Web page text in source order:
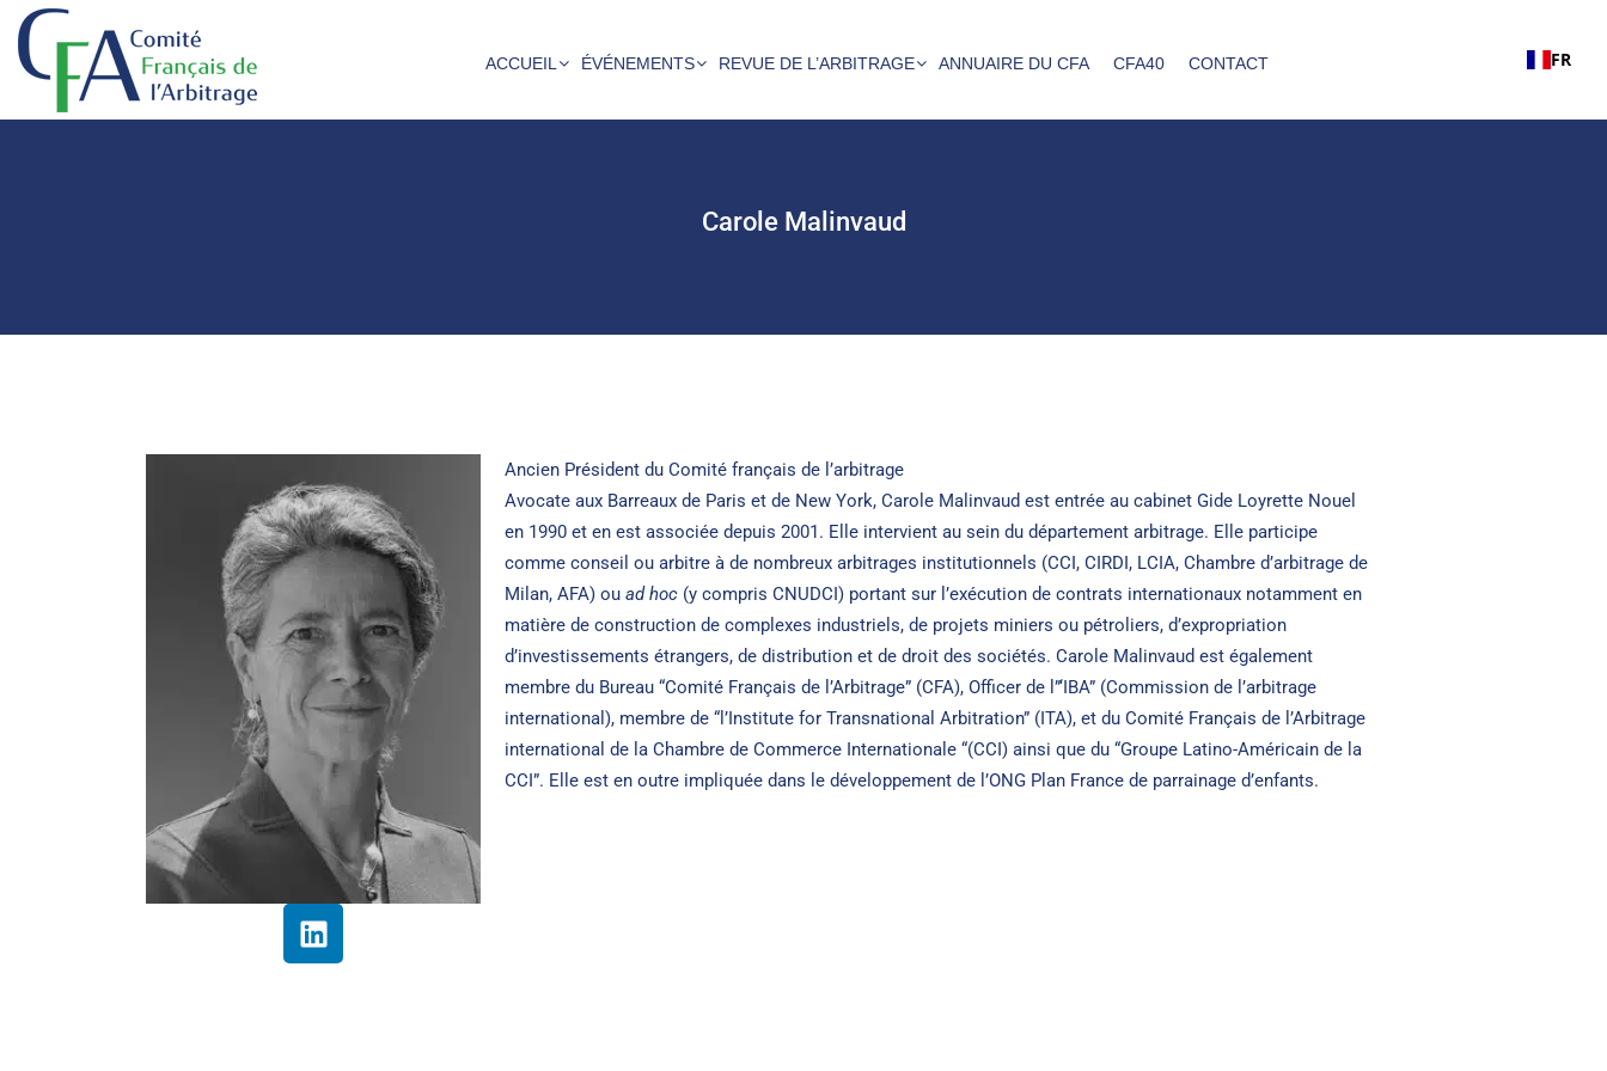
ACCUEIL ÉVÉNEMENTS REVUE DE L’ARBITRAGE ANNUAIRE DU CFA CFA40 CONTACT FR
Carole Malinvaud
Ancien Président du Comité français de l’arbitrage
Avocate aux Barreaux de Paris et de New York, Carole Malinvaud est entrée au cabinet Gide Loyrette Nouel
en 1990 et en est associée depuis 2001. Elle intervient au sein du département arbitrage. Elle participe
comme conseil ou arbitre à de nombreux arbitrages institutionnels (CCI, CIRDI, LCIA, Chambre d’arbitrage de
Milan, AFA) ouad hoc (y compris CNUDCI) portant sur l’exécution de contrats internationaux notamment en
matière de construction de complexes industriels, de projets miniers ou pétroliers, d’expropriation
d’investissements étrangers, de distribution et de droit des sociétés. Carole Malinvaud est également
membre du Bureau “Comité Français de l’Arbitrage” (CFA), Officer de l”‘IBA” (Commission de l’arbitrage
international), membre de “l’Institute for Transnational Arbitration” (ITA), et du Comité Français de l’Arbitrage
international de la Chambre de Commerce Internationale “(CCI) ainsi que du “Groupe Latino-Américain de la
CCI”. Elle est en outre impliquée dans le développement de l’ONG Plan France de parrainage d’enfants.